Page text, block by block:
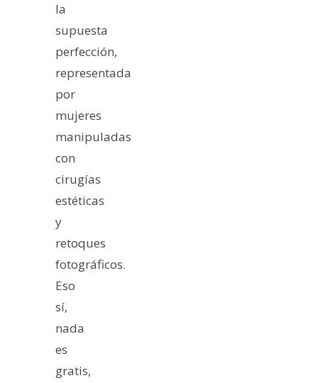
la
supuesta
perfección,
representada
por
mujeres
manipuladas
con
cirugías
estéticas
y
retoques
fotográficos.
Eso
sí,
nada
es
gratis,